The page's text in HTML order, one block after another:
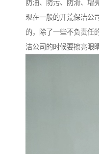
防油、防污、防滑、增
现在一般的开荒保洁公
的，除了一些不负责任
洁公司的时候要擦亮眼睛